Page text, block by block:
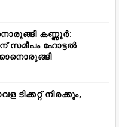
കണ്ണൂർ:
സമീപം ഹോട്ടൽ
ടിക്കറ്റ് നിരക്കും,